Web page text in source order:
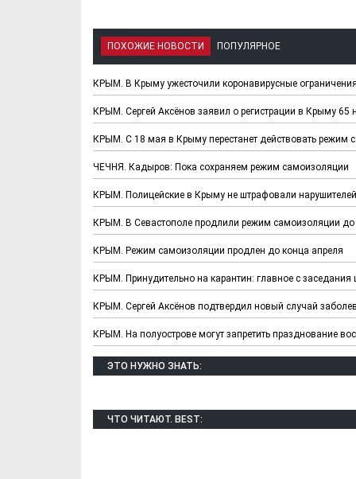
ПОХОЖИЕ НОВОСТИ ПОПУЛЯРНОЕ
КРЫМ. В Крыму ужесточили коронавирусные ограничения
КРЫМ. Сергей Аксёнов заявил о регистрации в Крыму 65
КРЫМ. С 18 мая в Крыму перестанет действовать режим
ЧЕЧНЯ. Кадыров: Пока сохраняем режим самоизоляции
КРЫМ. Полицейские в Крыму не штрафовали
КРЫМ. В Севастополе продлили режим самоизоляции до
КРЫМ. Режим самоизоляции продлен до конца апреля
КРЫМ. Принудительно на карантин: главное с
КРЫМ. Сергей Аксёнов подтвердил новый случай
КРЫМ. На полуострове могут запретить празднование
ЭТО НУЖНО ЗНАТЬ:
ЧТО ЧИТАЮТ. BEST: